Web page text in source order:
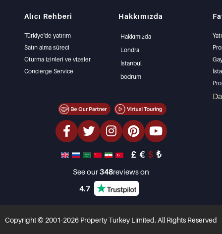
Alıcı Rehberi
Türkiye'de yatırım
Satın alma süreci
Oturma izinleri ve vizeler
Concierge Service
Hakkımızda
Hakkımızda
Londra
İstanbul
bodrum
£ € $ ₺
See our348reviews on
4.7
Copyright © 2001-2026 Property Turkey Limited. All Rights Reserved